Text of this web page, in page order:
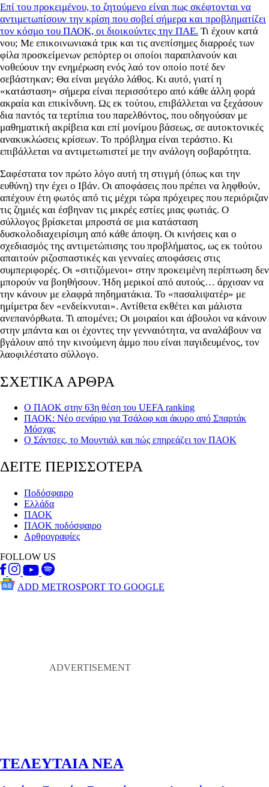
Επί του προκειμένου, το ζητούμενο είναι πως σκέφτονται να
αντιμετωπίσουν την κρίση που σοβεί σήμερα και προβληματίζει
τον κόσμο του ΠΑΟΚ, οι διοικούντες την ΠΑΕ. Τι έχουν κατά
νου; Με επικοινωνιακά τρικ και τις ανεπίσημες διαρροές των
φίλα προσκείμενων ρεπόρτερ οι οποίοι παραπλανούν και
νοθεύουν την ενημέρωση ενός λαό τον οποίο ποτέ δεν
σεβάστηκαν; Θα είναι μεγάλο λάθος. Κι αυτό, γιατί η
«κατάσταση» σήμερα είναι περισσότερο από κάθε άλλη φορά
ακραία και επικίνδυνη. Ως εκ τούτου, επιβάλλεται να ξεχάσουν
δια παντός τα τερτίπια του παρελθόντος, που οδηγούσαν με
μαθηματική ακρίβεια και επί μονίμου βάσεως, σε αυτοκτονικές
ανακυκλώσεις κρίσεων. Το πρόβλημα είναι τεράστιο. Κι
επιβάλλεται να αντιμετωπιστεί με την ανάλογη σοβαρότητα.
Σαφέστατα τον πρώτο λόγο αυτή τη στιγμή (όπως και την
ευθύνη) την έχει ο Ιβάν. Οι αποφάσεις που πρέπει να ληφθούν,
απέχουν έτη φωτός από τις μέχρι τώρα πρόχειρες που περιόριζαν
τις ζημιές και έσβηναν τις μικρές εστίες μιας φωτιάς. Ο
σύλλογος βρίσκεται μπροστά σε μια κατάσταση
δυσκολοδιαχειρίσιμη από κάθε άποψη. Οι κινήσεις και ο
σχεδιασμός της αντιμετώπισης του προβλήματος, ως εκ τούτου
απαιτούν ριζοσπαστικές και γενναίες αποφάσεις στις
συμπεριφορές. Οι «σιτιζόμενοι» στην προκειμένη περίπτωση δεν
μπορούν να βοηθήσουν. Ήδη μερικοί από αυτούς… άρχισαν να
την κάνουν με ελαφρά πηδηματάκια. Το «πασαλιψατέρ» με
ημίμετρα δεν «ενδείκνυται». Αντίθετα εκθέτει και μάλιστα
ανεπανόρθωτα. Τι απομένει; Οι μοιραίοι και άβουλοι να κάνουν
στην μπάντα και οι έχοντες την γενναιότητα, να αναλάβουν να
βγάλουν από την κινούμενη άμμο που είναι παγιδευμένος, τον
λαοφιλέστατο σύλλογο.
ΣΧΕΤΙΚΑ ΑΡΘΡΑ
Ο ΠΑΟΚ στην 63η θέση του UEFA ranking
ΠΑΟΚ: Νέο σενάριο για Τσάλοφ και άκυρο από Σπαρτάκ
Μόσχας
Ο Σάντσες, το Μουντιάλ και πώς επηρεάζει τον ΠΑΟΚ
ΔΕΙΤΕ ΠΕΡΙΣΣΟΤΕΡΑ
Ποδόσφαιρο
Ελλάδα
ΠΑΟΚ
ΠΑΟΚ ποδόσφαιρο
Αρθρογραφίες
FOLLOW US
ADD METROSPORT TO GOOGLE
ΤΕΛΕΥΤΑΙΑ ΝΕΑ